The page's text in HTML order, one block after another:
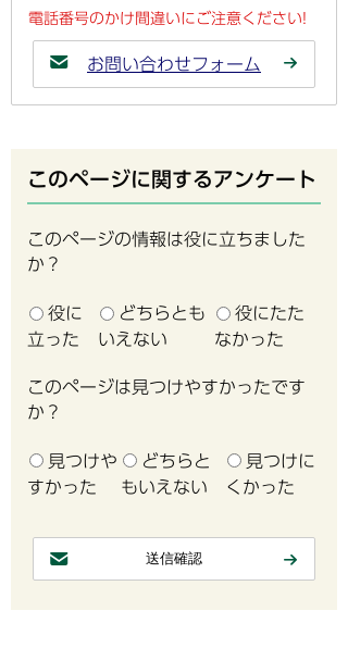
電話番号のかけ間違いにご注意ください!
お問い合わせフォーム
このページに関するアンケート
このページの情報は役に立ちました
か？
役に
立った
どちらとも
いえない
役にたた
なかった
このページは見つけやすかったです
か？
見つけや
すかった
どちらと
もいえない
見つけに
くかった